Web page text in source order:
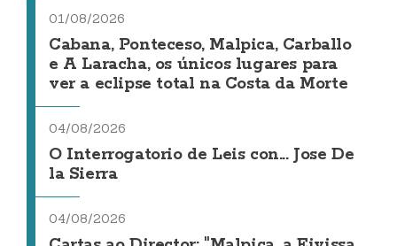
01/08/2026
Cabana, Ponteceso, Malpica, Carballo
e A Laracha, os únicos lugares para
ver a eclipse total na Costa da Morte
04/08/2026
O Interrogatorio de Leis con... Jose De
la Sierra
04/08/2026